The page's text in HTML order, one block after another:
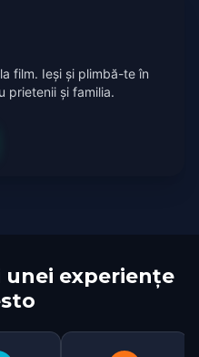
film. Ieși și plimbă-te în
prietenii și familia.
unei experiențe